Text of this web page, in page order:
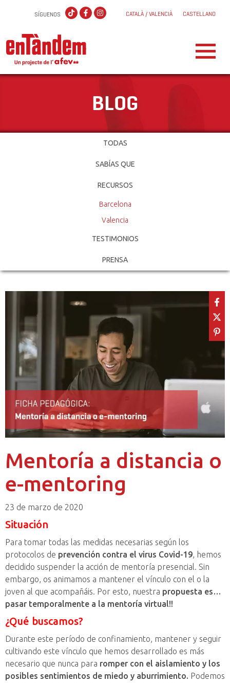
CATALÀ / VALENCIÀ CASTELLANO
SÍGUENOS
BLOG
TODAS
SABÍAS QUE
RECURSOS
Barcelona
Valencia
TESTIMONIOS
PRENSA
Mentoría a distancia o
e-mentoring
23 de marzo de 2020
Situación
Para tomar todas las medidas necesarias según los
protocolos de prevención contra el virus Covid-19, hemos
decidido suspender la acción de mentoría presencial. Sin
embargo, os animamos a mantener el vínculo con el o la
joven al que acompañáis. Por esto, nuestra propuesta es…
pasar temporalmente a la mentoría virtual!!
¿Qué buscamos?
Durante este período de confinamiento, mantener y seguir
cultivando este vínculo que hemos desarrollado es más
necesario que nunca para romper con el aislamiento y los
posibles sentimientos de miedo y aburrimiento. Podemos